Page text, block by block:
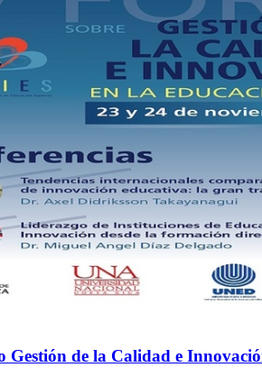
Gestión de la Calidad e